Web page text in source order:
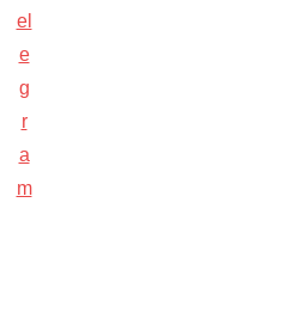
el
e
g
r
a
m